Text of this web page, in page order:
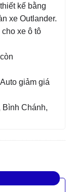
kế bằng
xe Outlander.
xe ô tô
giảm giá
Chánh,